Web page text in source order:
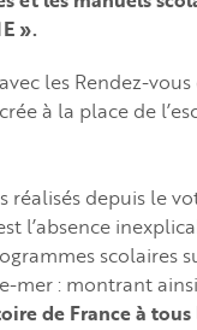
».
les Rendez-
à la place de
depuis le
l’absence
scolaires
mer : montrant
de France à